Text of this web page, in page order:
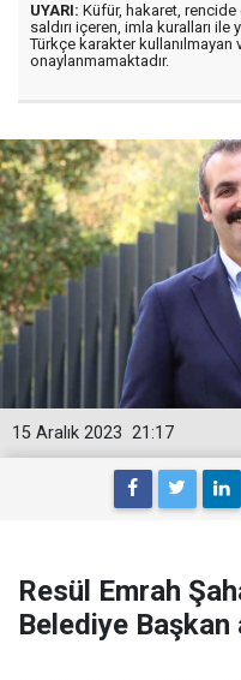
UYARI: Küfür, hakaret,
saldırı içeren, imla kuralları ile
Türkçe karakter kullanılmayan
onaylanmamaktadır.
21:17
15 Aralık 2023
Resül Emrah
Belediye Başkan